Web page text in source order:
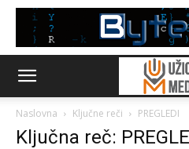
Naslovna Ključne reči PREGLEDI
Ključna reč: